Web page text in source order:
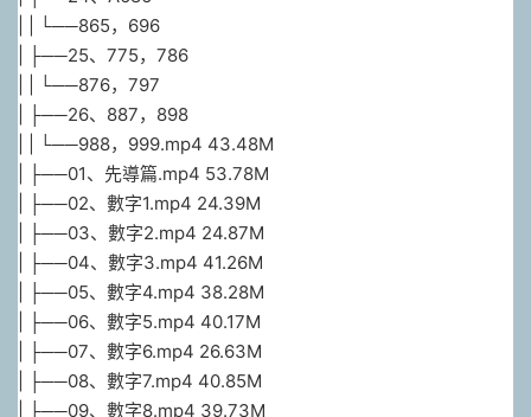
| | └──865，696
| ├──25、775，786
| | └──876，797
| ├──26、887，898
| | └──988，999.mp4 43.48M
| ├──01、先導篇.mp4 53.78M
| ├──02、數字1.mp4 24.39M
| ├──03、數字2.mp4 24.87M
| ├──04、數字3.mp4 41.26M
| ├──05、數字4.mp4 38.28M
| ├──06、數字5.mp4 40.17M
| ├──07、數字6.mp4 26.63M
| ├──08、數字7.mp4 40.85M
| ├──09、數字8.mp4 39.73M